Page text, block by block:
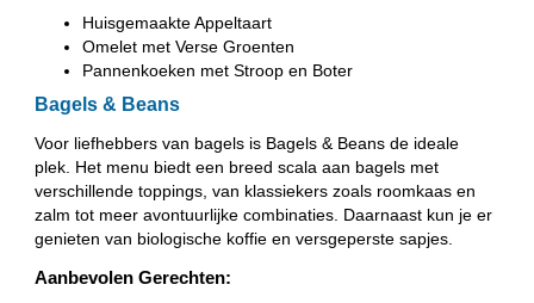
Huisgemaakte Appeltaart
Omelet met Verse Groenten
Pannenkoeken met Stroop en Boter
Bagels & Beans
Voor liefhebbers van bagels is Bagels & Beans de ideale
plek. Het menu biedt een breed scala aan bagels met
verschillende toppings, van klassiekers zoals roomkaas en
zalm tot meer avontuurlijke combinaties. Daarnaast kun je er
genieten van biologische koffie en versgeperste sapjes.
Aanbevolen Gerechten: